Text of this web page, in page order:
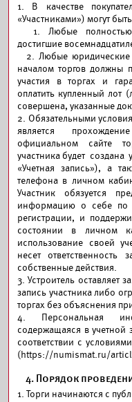
1. В качестве
«Участниками») могут
1. Любые полностью
достигшие
2. Любые юридические
началом торгов должны
участия в торгах и
оплатить купленный лот
совершена, указанные
2. Обязательными
является
официальном сайте
участника будет
«Учетная запись»), а
телефона в личном
Участник обязуется
информацию о себе по
регистрации, и
состоянии в личном
использование своей
несет
собственные действия.
3. Устроитель оставляет
запись участника либо
торгах без объяснения
4. Персональная
содержащаяся в учетной
соответствии с
(https://numismat.ru/
4. Порядок
1. Торги начинаются с